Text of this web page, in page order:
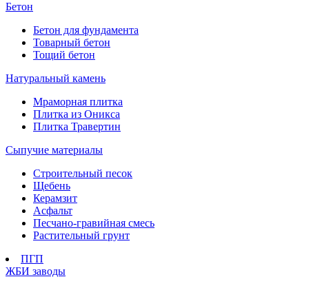
Бетон
Бетон для фундамента
Товарный бетон
Тощий бетон
Натуральный камень
Мраморная плитка
Плитка из Оникса
Плитка Травертин
Сыпучие материалы
Строительный песок
Щебень
Керамзит
Асфальт
Песчано-гравийная смесь
Растительный грунт
ПГП
ЖБИ заводы